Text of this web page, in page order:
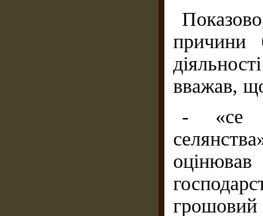
причини
вважав,
- «се
грошовий